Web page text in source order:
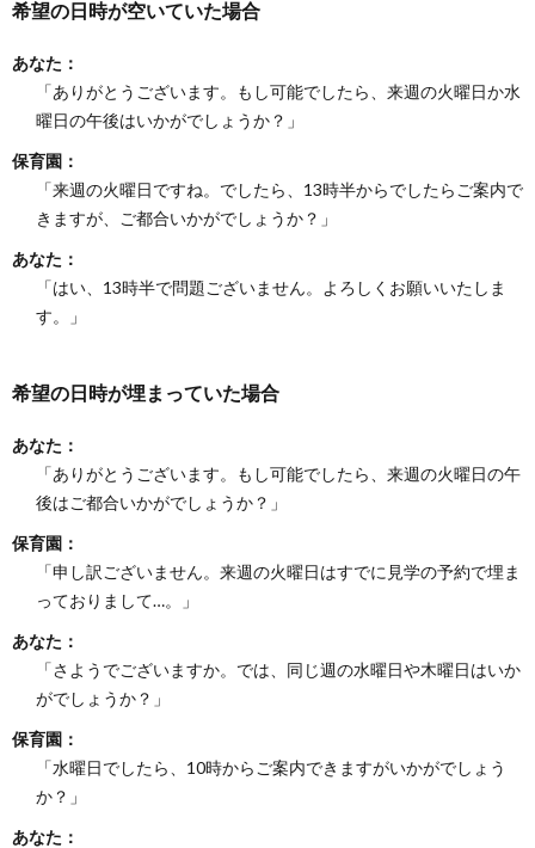
希望の日時が空いていた場合
あなた：
「ありがとうございます。もし可能でしたら、来週の火曜日か水
曜日の午後はいかがでしょうか？」
保育園：
「来週の火曜日ですね。でしたら、13時半からでしたらご案内で
きますが、ご都合いかがでしょうか？」
あなた：
「はい、13時半で問題ございません。よろしくお願いいたしま
す。」
希望の日時が埋まっていた場合
あなた：
「ありがとうございます。もし可能でしたら、来週の火曜日の午
後はご都合いかがでしょうか？」
保育園：
「申し訳ございません。来週の火曜日はすでに見学の予約で埋ま
っておりまして…。」
あなた：
「さようでございますか。では、同じ週の水曜日や木曜日はいか
がでしょうか？」
保育園：
「水曜日でしたら、10時からご案内できますがいかがでしょう
か？」
あなた：